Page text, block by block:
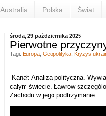
Australia Polska Świat
środa, 29 października 2025
Pierwotne
Kanał: Analiza polityczna.
całym świecie. Ławrow
Zachodu w jego podtrzymanie.
Tagi: Europa, Geopolityka, Kryzys